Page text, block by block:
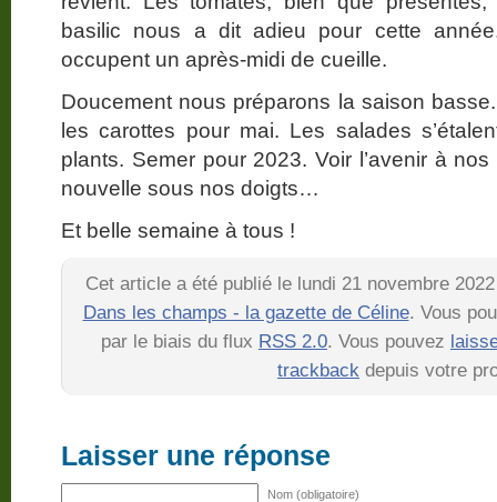
basilic nous a dit adieu pour cette
occupent un après-midi de cueille.
Doucement nous préparons la saison
les carottes pour mai. Les salades
plants. Semer pour 2023. Voir l’avenir à
nouvelle sous nos doigts…
Et belle semaine à tous !
Cet article a été publié le lundi 21 novembre
Dans les champs - la gazette de Céline. Vous
par le biais du flux RSS 2.0. Vous pouvez
trackback depuis votre
Laisser une réponse
Nom (obligatoire)